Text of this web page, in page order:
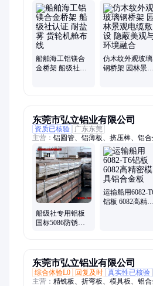
船舶海工铝镁合
金桥架 船级社认
仿木纹外观玻璃
钢桥架 园林景观
东莞市弘立铝业有限公司
资质已核验
广东东莞
主营： 铝圆管、铝薄板、挤压棒、铝合
k70圆棒、超厚板、l4m铝板、模具板
棒、不粘刀、研磨棒、精磨棒、铝圆
件、锻打棒、硬铝板、纯铝棒、纯铝板
船级社专用铝板
国标5086防锈铝
运输船用6082-
铝板 6082高精密
东莞市弘立铝业有限公司
综合体验L0
回复及时 真实性已核验
主营： 精铣板、折弯板、模具板、铝合